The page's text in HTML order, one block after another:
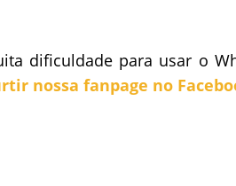
dificuldade para usar o
nossa fanpage no